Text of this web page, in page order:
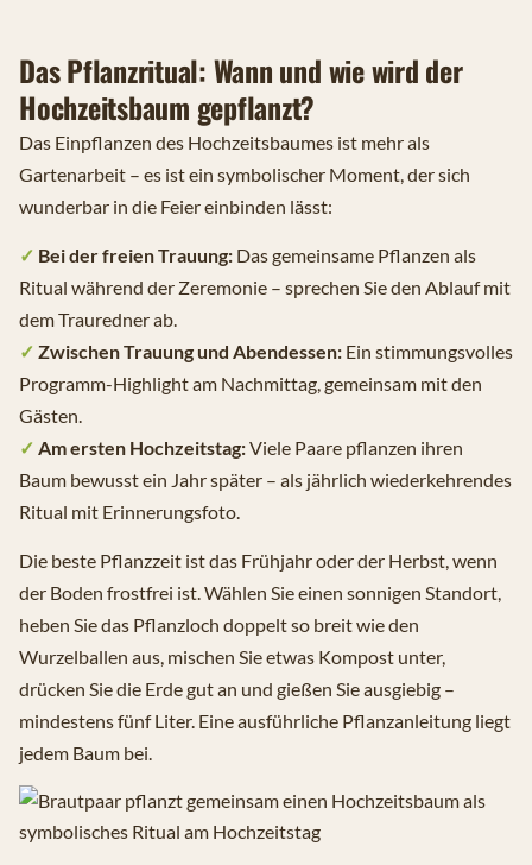
Das Pflanzritual: Wann und wie wird der
Hochzeitsbaum gepflanzt?
Das Einpflanzen des Hochzeitsbaumes ist mehr als
Gartenarbeit – es ist ein symbolischer Moment, der sich
wunderbar in die Feier einbinden lässt:
✓ Bei der freien Trauung: Das gemeinsame Pflanzen als
Ritual während der Zeremonie – sprechen Sie den Ablauf mit
dem Trauredner ab.
✓ Zwischen Trauung und Abendessen: Ein stimmungsvolles
Programm-Highlight am Nachmittag, gemeinsam mit den
Gästen.
✓ Am ersten Hochzeitstag:Viele Paare pflanzen ihren
Baum bewusst ein Jahr später – als jährlich wiederkehrendes
Ritual mit Erinnerungsfoto.
Die beste Pflanzzeit ist das Frühjahr oder der Herbst, wenn
der Boden frostfrei ist. Wählen Sie einen sonnigen Standort,
heben Sie das Pflanzloch doppelt so breit wie den
Wurzelballen aus, mischen Sie etwas Kompost unter,
drücken Sie die Erde gut an und gießen Sie ausgiebig –
mindestens fünf Liter. Eine ausführliche Pflanzanleitung liegt
jedem Baum bei.